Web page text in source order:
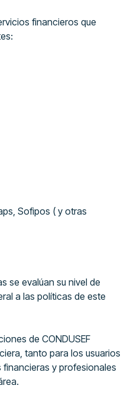
financieros que
Sofipos ( y otras
se evalúan su nivel de
a las políticas de este
de CONDUSEF
tanto para los usuarios
y profesionales